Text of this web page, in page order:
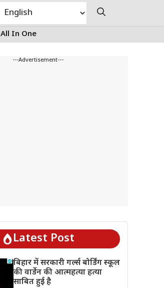
All In One
---Advertisement---
Latest Post
बिहार में सरकारी गर्ल्स बोर्डिंग स्कूल
की वार्डेन की आत्महत्या हत्या
साबित हुई है